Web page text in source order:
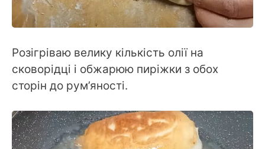
Розігріваю велику кількість олії на
сковорідці і обжарюю пиріжки з обох
сторін до рум’яності.